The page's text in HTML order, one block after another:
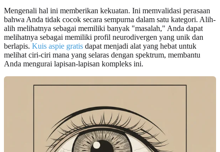
Mengenali hal ini memberikan kekuatan. Ini memvalidasi perasaan
bahwa Anda tidak cocok secara sempurna dalam satu kategori. Alih-
alih melihatnya sebagai memiliki banyak "masalah," Anda dapat
melihatnya sebagai memiliki profil neurodivergen yang unik dan
berlapis. Kuis aspie gratis dapat menjadi alat yang hebat untuk
melihat ciri-ciri mana yang selaras dengan spektrum, membantu
Anda mengurai lapisan-lapisan kompleks ini.